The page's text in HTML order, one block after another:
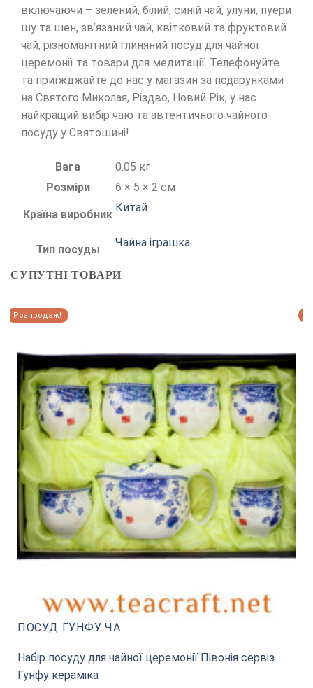
включаючи – зелений, білий, синій чай, улуни, пуери
шу та шен, зв’язаний чай, квітковий та фруктовий
чай, різноманітний глиняний посуд для чайної
церемонії та товари для медитації. Телефонуйте
та приїжджайте до нас у магазин за подарунками
на Святого Миколая, Різдво, Новий Рік, у нас
найкращий вибір чаю та автентичного чайного
посуду у Святошині!
Вага
0.05 кг
Розміри
6 × 5 × 2 см
Країна виробник
Китай
Тип посуды
Чайна іграшка
СУПУТНІ ТОВАРИ
Розпродаж!
ПОСУД ГУНФУ ЧА
Набір посуду для чайної церемонії Півонія сервіз
Гунфу кераміка